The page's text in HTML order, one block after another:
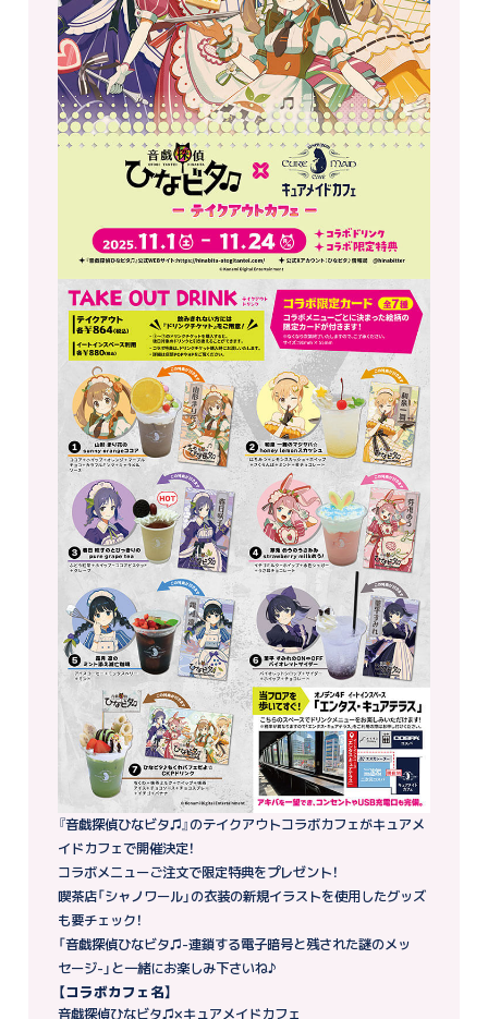
『音戯探偵ひなビタ♫』のテイクアウトコラボカフェがキュアメ
イドカフェで開催決定！
コラボメニューご注文で限定特典をプレゼント！
喫茶店「シャノワール」の衣装の新規イラストを使用したグッズ
も要チェック！
「音戯探偵ひなビタ♫-連鎖する電子暗号と残された謎のメッ
セージ-」と一緒にお楽しみ下さいね♪
【コラボカフェ名】
音戯探偵ひなビタ♫×キュアメイドカフェ